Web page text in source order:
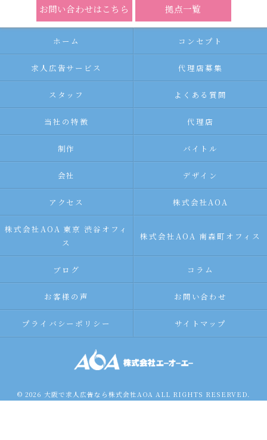
お問い合わせはこちら 拠点一覧
ホーム コンセプト
求人広告サービス 代理店募集
スタッフ よくある質問
当社の特徴 代理店
制作 バイトル
会社 デザイン
アクセス 株式会社AOA
株式会社AOA 東京 渋谷オフィ
ス
株式会社AOA 南森町オフィス
ブログ コラム
お客様の声 お問い合わせ
プライバシーポリシー サイトマップ
© 2026 大阪で求人広告なら株式会社AOA ALL RIGHTS RESERVED.